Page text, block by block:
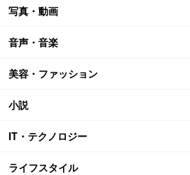
写真・動画
音声・音楽
美容・ファッション
小説
IT・テクノロジー
ライフスタイル